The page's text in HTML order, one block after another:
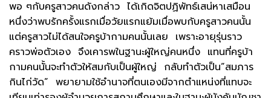
พอ ๆกับครูสาวคนดังกล่าว ได้เกิดจิตปฏิพัทธ์เสน่หาเสมือน
หนึ่งว่าพบรักครั้งแรกเมื่อวัยแรกแย้มเมื่อพบกับครูสาวคนนั้น
แต่ครูสาวไม่ได้สนใจครูบ้ากามคนนั้นเลย เพราะอายุรุ่นราว
คราวพ่อตัวเอง จึงเคารพในฐานะผู้ใหญ่คนหนึ่ง แทนที่ครูบ้า
กามคนนั้นจะทำตัวให้สมกับเป็นผู้ใหญ่ กลับทำตัวเป็น”สมภาร
กินไก่วัด” พยายามใช้อำนาจที่ตนเองมีจากตำแหน่งที่แทบจะ